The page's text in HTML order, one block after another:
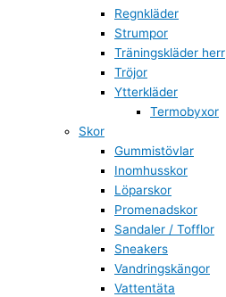
Regnkläder
Strumpor
Träningskläder herr
Tröjor
Ytterkläder
Termobyxor
Skor
Gummistövlar
Inomhusskor
Löparskor
Promenadskor
Sandaler / Tofflor
Sneakers
Vandringskängor
Vattentäta